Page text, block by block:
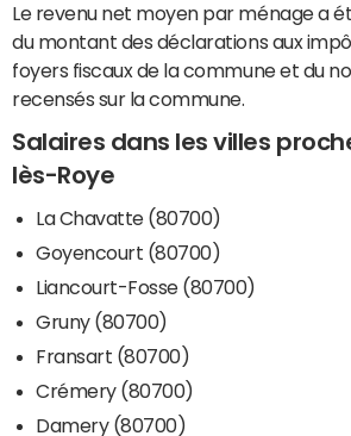
Le revenu net moyen par ménage a
du montant des déclarations aux
foyers fiscaux de la commune et du
recensés sur la commune.
Salaires dans les villes
lès-Roye
La Chavatte (80700)
Goyencourt (80700)
Liancourt-Fosse (80700)
Gruny (80700)
Fransart (80700)
Crémery (80700)
Damery (80700)